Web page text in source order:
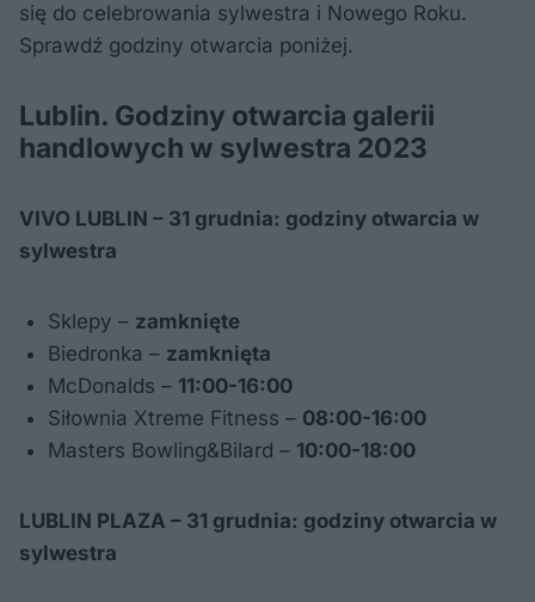
się do celebrowania sylwestra i Nowego Roku.
Sprawdź godziny otwarcia poniżej.
Lublin. Godziny otwarcia galerii
handlowych w sylwestra 2023
VIVO LUBLIN – 31 grudnia: godziny otwarcia w
sylwestra
Sklepy – zamknięte
Biedronka – zamknięta
McDonalds – 11:00-16:00
Siłownia Xtreme Fitness – 08:00-16:00
Masters Bowling&Bilard – 10:00-18:00
LUBLIN PLAZA – 31 grudnia: godziny otwarcia w
sylwestra